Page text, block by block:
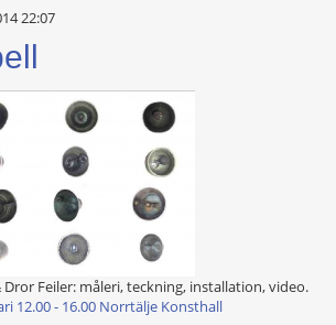
22:07
Dror Feiler: måleri, teckning, installation, video.
12.00 - 16.00 Norrtälje Konsthall